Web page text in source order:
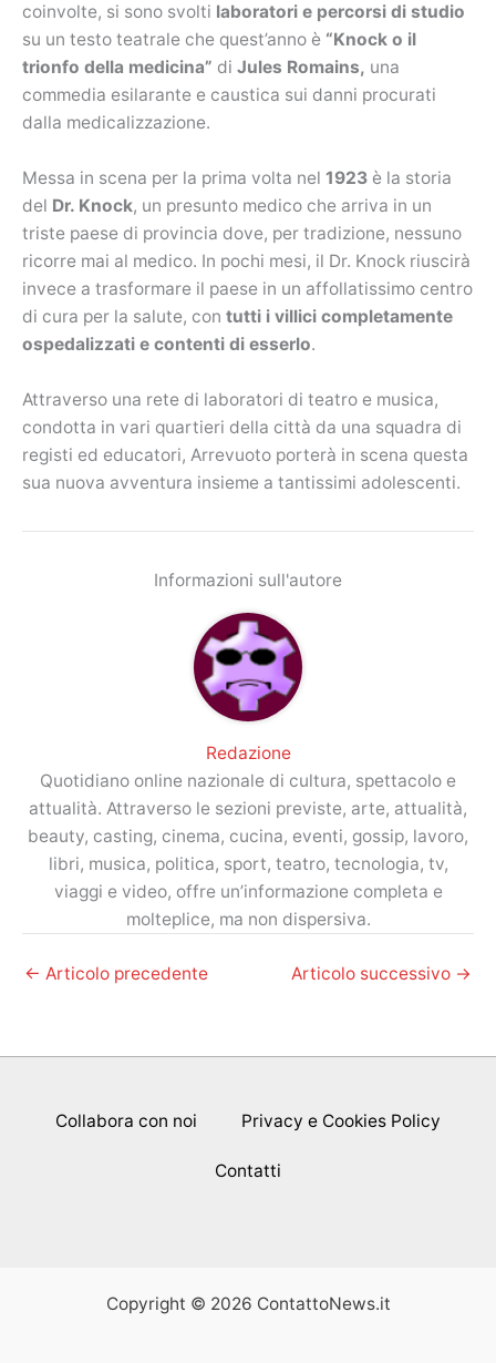
coinvolte, si sono svolti laboratori e percorsi di studio
su un testo teatrale che quest’anno è “Knock o il
trionfo della medicina” di Jules Romains, una
commedia esilarante e caustica sui danni procurati
dalla medicalizzazione.
Messa in scena per la prima volta nel 1923 è la storia
del Dr. Knock, un presunto medico che arriva in un
triste paese di provincia dove, per tradizione, nessuno
ricorre mai al medico. In pochi mesi, il Dr. Knock riuscirà
invece a trasformare il paese in un affollatissimo centro
di cura per la salute, con tutti i villici completamente
ospedalizzati e contenti di esserlo.
Attraverso una rete di laboratori di teatro e musica,
condotta in vari quartieri della città da una squadra di
registi ed educatori, Arrevuoto porterà in scena questa
sua nuova avventura insieme a tantissimi adolescenti.
Informazioni sull'autore
Redazione
Quotidiano online nazionale di cultura, spettacolo e
attualità. Attraverso le sezioni previste, arte, attualità,
beauty, casting, cinema, cucina, eventi, gossip, lavoro,
libri, musica, politica, sport, teatro, tecnologia, tv,
viaggi e video, offre un’informazione completa e
molteplice, ma non dispersiva.
← Articolo precedente Articolo successivo →
Collabora con noi Privacy e Cookies Policy
Contatti
Copyright © 2026 ContattoNews.it